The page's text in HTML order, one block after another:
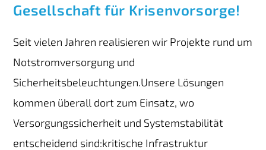
Gesellschaft für Krisenvorsorge!
Seit vielen Jahren realisieren wir Projekte rund um
Notstromversorgung und
Sicherheitsbeleuchtungen.Unsere Lösungen
kommen überall dort zum Einsatz, wo
Versorgungssicherheit und Systemstabilität
entscheidend sind:kritische Infrastruktur